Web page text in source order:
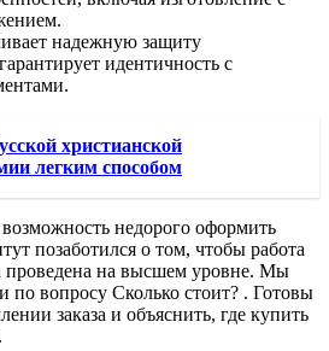
надежную защиту
идентичность с
христианской
легким способом
недорого оформить
позаботился о том, чтобы работа
проведена на высшем уровне. Мы
по вопросу Сколько стоит? . Готовы
заказа и объяснить, где купить